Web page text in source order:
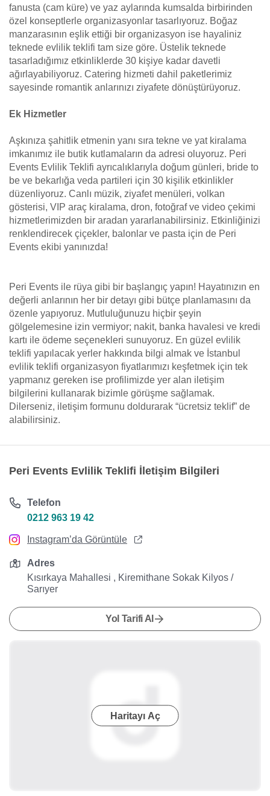
fanusta (cam küre) ve yaz aylarında kumsalda birbirinden
özel konseptlerle organizasyonlar tasarlıyoruz. Boğaz
manzarasının eşlik ettiği bir organizasyon ise hayaliniz
teknede evlilik teklifi tam size göre. Üstelik teknede
tasarladığımız etkinliklerde 30 kişiye kadar davetli
ağırlayabiliyoruz. Catering hizmeti dahil paketlerimiz
sayesinde romantik anlarınızı ziyafete dönüştürüyoruz.
Ek Hizmetler
Aşkınıza şahitlik etmenin yanı sıra tekne ve yat kiralama
imkanımız ile butik kutlamaların da adresi oluyoruz. Peri
Events Evlilik Teklifi ayrıcalıklarıyla doğum günleri, bride to
be ve bekarlığa veda partileri için 30 kişilik etkinlikler
düzenliyoruz. Canlı müzik, ziyafet menüleri, volkan
gösterisi, VIP araç kiralama, dron, fotoğraf ve video çekimi
hizmetlerimizden bir aradan yararlanabilirsiniz. Etkinliğinizi
renklendirecek çiçekler, balonlar ve pasta için de Peri
Events ekibi yanınızda!
Peri Events ile rüya gibi bir başlangıç yapın! Hayatınızın en
değerli anlarının her bir detayı gibi bütçe planlamasını da
özenle yapıyoruz. Mutluluğunuzu hiçbir şeyin
gölgelemesine izin vermiyor; nakit, banka havalesi ve kredi
kartı ile ödeme seçenekleri sunuyoruz. En güzel evlilik
teklifi yapılacak yerler hakkında bilgi almak ve İstanbul
evlilik teklifi organizasyon fiyatlarımızı keşfetmek için tek
yapmanız gereken ise profilimizde yer alan iletişim
bilgilerini kullanarak bizimle görüşme sağlamak.
Dilerseniz, iletişim formunu doldurarak “ücretsiz teklif” de
alabilirsiniz.
Peri Events Evlilik Teklifi İletişim Bilgileri
Telefon
0212 963 19 42
Instagram’da Görüntüle
Adres
Kısırkaya Mahallesi , Kiremithane Sokak Kilyos /
Sarıyer
Yol Tarifi Al
Haritayı Aç